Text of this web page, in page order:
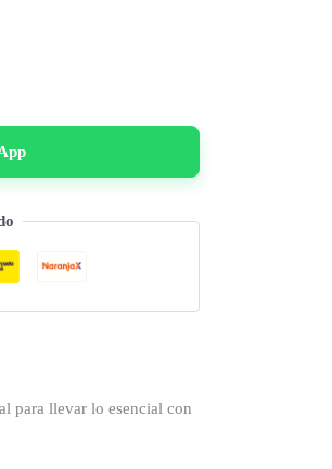
para llevar lo esencial con